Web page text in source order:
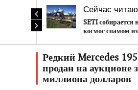
Сейчас
SETI собирается
космос спамом
Редкий Mercedes
продан на аукционе
миллиона долларов